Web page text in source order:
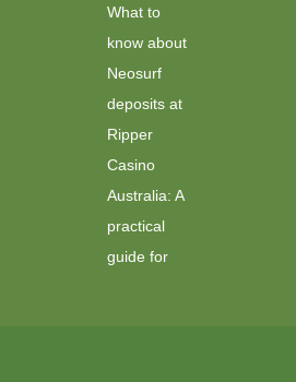
What to
know about
Neosurf
deposits at
Ripper
Casino
Australia: A
practical
guide for